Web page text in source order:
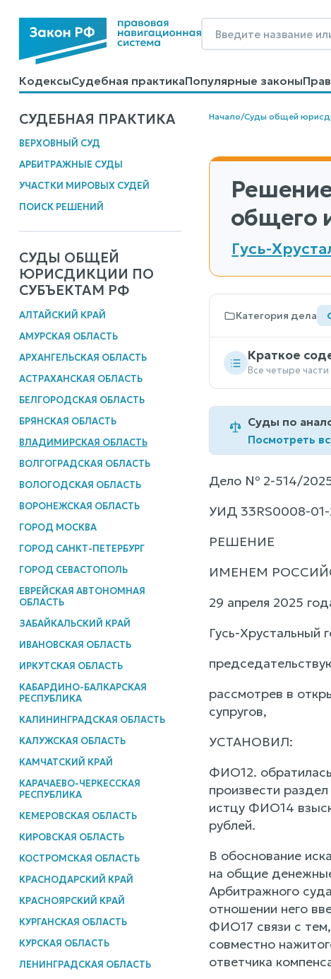
КодексыСудебная практикаПопулярные законы
КалькуляторыСправочные материалыОбразцы
СУДЕБНАЯ ПРАКТИКА
ВЕРХОВНЫЙ СУД
АРБИТРАЖНЫЕ СУДЫ
УЧАСТКИ МИРОВЫХ СУДЕЙ
ПОИСК РЕШЕНИЙ
СУДЫ ОБЩЕЙ
ЮРИСДИКЦИИ ПО
СУБЪЕКТАМ РФ
АЛТАЙСКИЙ КРАЙ
АМУРСКАЯ ОБЛАСТЬ
АРХАНГЕЛЬСКАЯ ОБЛАСТЬ
АСТРАХАНСКАЯ ОБЛАСТЬ
БЕЛГОРОДСКАЯ ОБЛАСТЬ
БРЯНСКАЯ ОБЛАСТЬ
ВЛАДИМИРСКАЯ ОБЛАСТЬ
ВОЛГОГРАДСКАЯ ОБЛАСТЬ
ВОЛОГОДСКАЯ ОБЛАСТЬ
ВОРОНЕЖСКАЯ ОБЛАСТЬ
ГОРОД МОСКВА
ГОРОД САНКТ-ПЕТЕРБУРГ
ГОРОД СЕВАСТОПОЛЬ
ЕВРЕЙСКАЯ АВТОНОМНАЯ
ОБЛАСТЬ
ЗАБАЙКАЛЬСКИЙ КРАЙ
ИВАНОВСКАЯ ОБЛАСТЬ
ИРКУТСКАЯ ОБЛАСТЬ
КАБАРДИНО-БАЛКАРСКАЯ
РЕСПУБЛИКА
КАЛИНИНГРАДСКАЯ ОБЛАСТЬ
КАЛУЖСКАЯ ОБЛАСТЬ
КАМЧАТСКИЙ КРАЙ
КАРАЧАЕВО-ЧЕРКЕССКАЯ
РЕСПУБЛИКА
КЕМЕРОВСКАЯ ОБЛАСТЬ
КИРОВСКАЯ ОБЛАСТЬ
КОСТРОМСКАЯ ОБЛАСТЬ
КРАСНОДАРСКИЙ КРАЙ
КРАСНОЯРСКИЙ КРАЙ
КУРГАНСКАЯ ОБЛАСТЬ
КУРСКАЯ ОБЛАСТЬ
ЛЕНИНГРАДСКАЯ ОБЛАСТЬ
Начало/Суды общей
общего
Гусь-
Категория дела
Краткое
Все четыре
Суды по
Посмотреть
Дело № 2-514/
УИД 33RS0008-
РЕШЕНИЕ
ИМЕНЕМ
29 апреля 2025
Гусь-Хрустальный
рассмотрев в
супругов,
УСТАНОВИЛ:
ФИО12.
произвести
истцу ФИО14
рублей.
В обоснование
на общие
Арбитражного
отношении него
ФИО17 связи с
совместно
ответчика